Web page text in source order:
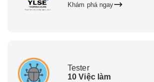
Khám phá ngay
Tester
10 Việc làm